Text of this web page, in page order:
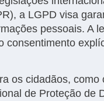
a LGPD visa
pessoais. A
consentimento
os cidadãos,
de Proteção de